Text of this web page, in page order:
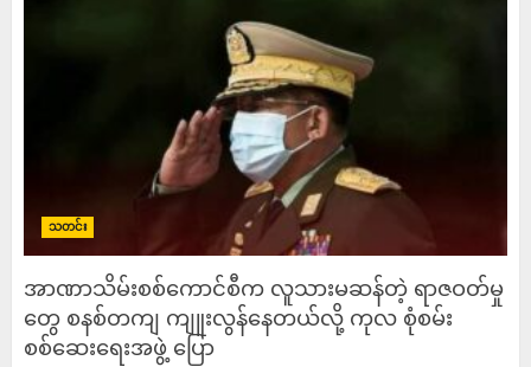
သတင်း
အာဏာသိမ်းစစ်ကောင်စီက လူသားမဆန်တဲ့ ရာဇဝတ်မှု
တွေ စနစ်တကျ ကျူးလွန်နေတယ်လို့ ကုလ စုံစမ်း
စစ်ဆေးရေးအဖွဲ့ ပြော